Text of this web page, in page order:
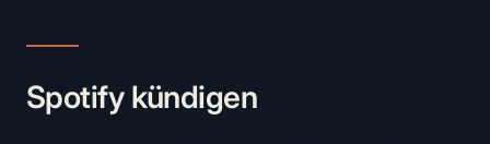
Spotify kündigen